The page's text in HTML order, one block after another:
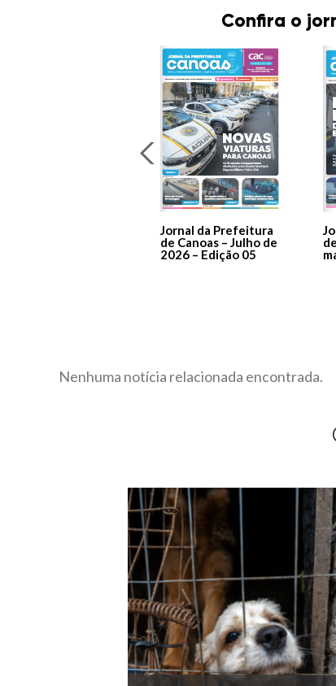
Confira o
Jornal da Prefeitura
de Canoas – Julho de
2026 – Edição 05
Nenhuma notícia relacionada encontrada.